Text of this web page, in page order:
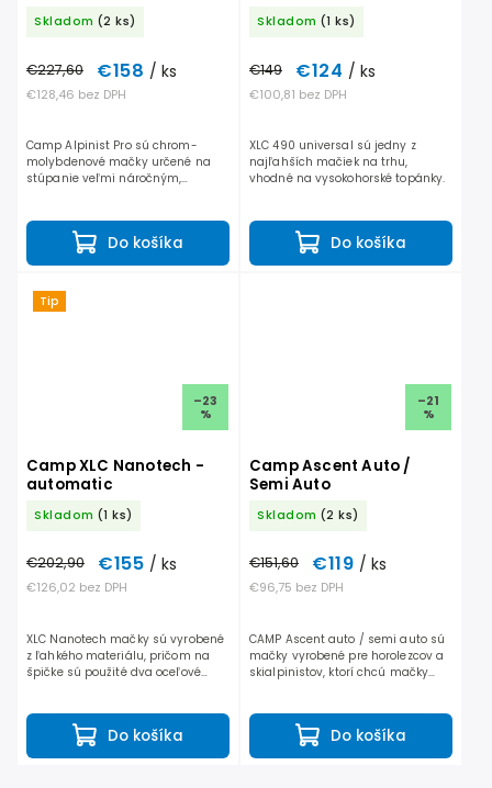
Skladom (2 ks)
€128,46 bez DPH
€227,60 €158 / ks
Do košíka
Camp Alpinist Pro sú chrom-
molybdenové mačky určené na
stúpanie veľmi náročným,
Skladom (1 ks)
€100,81 bez DPH
€149 €124 / ks
Do košíka
XLC 490 universal sú jedny z
najľahších mačiek na trhu,
vhodné na vysokohorské topánky.
Tip
–23
%
Camp XLC Nanotech -
automatic
Skladom (1 ks)
€126,02 bez DPH
€202,90 €155 / ks
Do košíka
XLC Nanotech mačky sú vyrobené
z ľahkého materiálu, pričom na
špičke sú použité dva oceľové
nový model mačiek...
–21
%
Camp Ascent Auto /
Semi Auto
Skladom (2 ks)
€96,75 bez DPH
€151,60 €119 / ks
Do košíka
CAMP Ascent auto / semi auto sú
mačky vyrobené pre horolezcov a
skialpinistov, ktorí chcú mačky
spodnej časti, ktorý...